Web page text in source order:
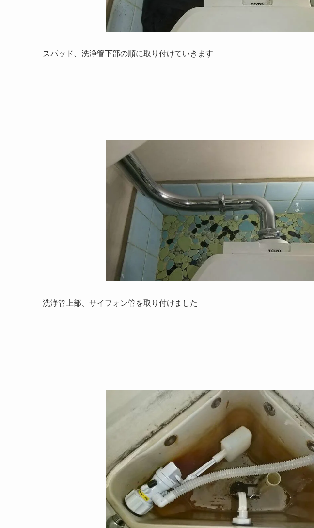
スパッド、洗浄管下部の順に取り付けていきます
洗浄管上部、サイフォン管を取り付けました